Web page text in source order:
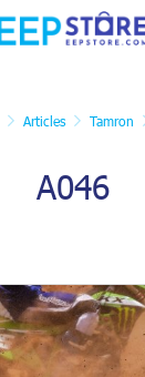
Articles Tamron
A046